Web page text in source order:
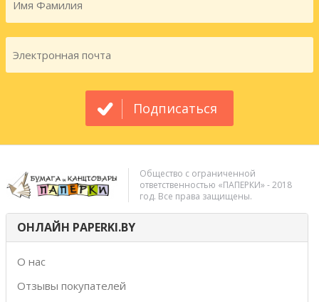
Подписаться
Общество с ограниченной
ответственностью «ПАПЕРКИ» - 2018
год. Все права защищены.
ОНЛАЙН PAPERKI.BY
О нас
Отзывы покупателей